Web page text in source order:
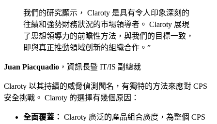
我們的研究顯示， Claroty 是具有令人印象深刻的
往績和強勢財務狀況的市場領導者。 Claroty 展現
了思想領導力的前瞻性方法，與我們的目標一致，
即與真正推動領域創新的組織合作。”
Juan Piacquadio ，資訊長暨 IT/IS 副總裁
Claroty 以其持續的威脅偵測聞名，有獨特的方法來應對 CPS
安全挑戰。 Claroty 的選擇有幾個原因：
全面覆蓋： Claroty 廣泛的產品組合廣度，為整個 CPS